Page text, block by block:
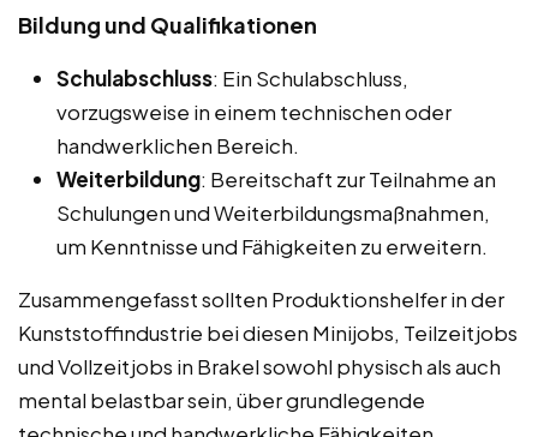
Bildung und Qualifikationen
Schulabschluss: Ein Schulabschluss,
vorzugsweise in einem technischen oder
handwerklichen Bereich.
Weiterbildung: Bereitschaft zur Teilnahme an
Schulungen und Weiterbildungsmaßnahmen,
um Kenntnisse und Fähigkeiten zu erweitern.
Zusammengefasst sollten Produktionshelfer in der
Kunststoffindustrie bei diesen Minijobs, Teilzeitjobs
und Vollzeitjobs in Brakel sowohl physisch als auch
mental belastbar sein, über grundlegende